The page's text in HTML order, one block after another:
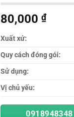
80,000₫
Xuất xứ:
Quy cách đóng gói:
Sử dụng:
Vị chủ yếu:
0918948348